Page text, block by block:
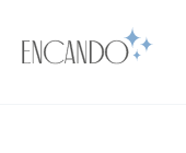
Inhalt
springen